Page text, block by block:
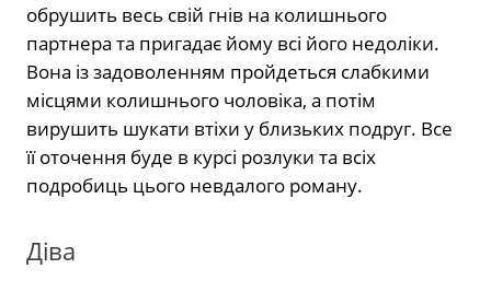
обрушить весь свій гнів на колишнього
партнера та пригадає йому всі його недоліки.
Вона із задоволенням пройдеться слабкими
місцями колишнього чоловіка, а потім
вирушить шукати втіхи у близьких подруг. Все
її оточення буде в курсі розлуки та всіх
подробиць цього невдалого роману.
Діва